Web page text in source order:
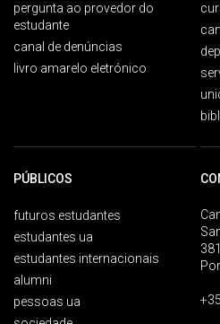
pergunta ao provedor do
estudante
canal de denúncias
livro amarelo eletrónico
PÚBLICOS
futuros estudantes
estudantes ua
estudantes internacionais
alumni
pessoas ua